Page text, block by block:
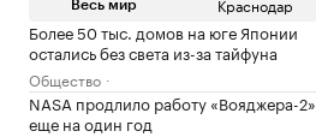
Весь мир
Более 50 тыс. домов на юге Японии
остались без света из-за тайфуна
Общество
NASA продлило работу «Вояджера-2»
еще на один год